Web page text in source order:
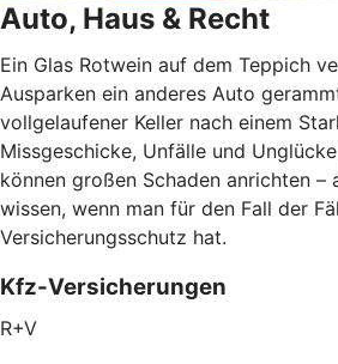
Auto, Haus & Recht
Ein Glas Rotwein auf dem Teppich
Ausparken ein anderes Auto
vollgelaufener Keller nach einem
Missgeschicke, Unfälle und
können großen Schaden anrichten –
wissen, wenn man für den Fall der
Versicherungsschutz hat.
Kfz-Versicherungen
R+V